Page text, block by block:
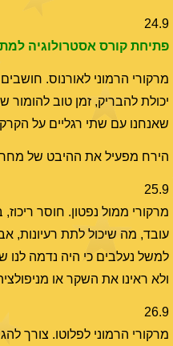
24.9
פתיחת קורס אסטרולוגיה
מרקורי הרמוני לאורנוס.
יכולת להבריק, זמן טוב
שאנחנו עם שתי רגליים על
הירח מפעיל את ההיבט של
25.9
מרקורי ממול נפטון. חוסר
עובד, מה שיכול לתת רעיונות,
למשל נעלבים כי היה נדמה לנו
ולא ראינו את השקר או
26.9
מרקורי הרמוני לפלוטו. צורך